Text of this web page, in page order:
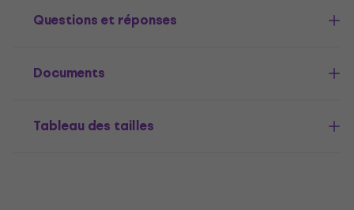
Questions et réponses
Documents
Tableau des tailles